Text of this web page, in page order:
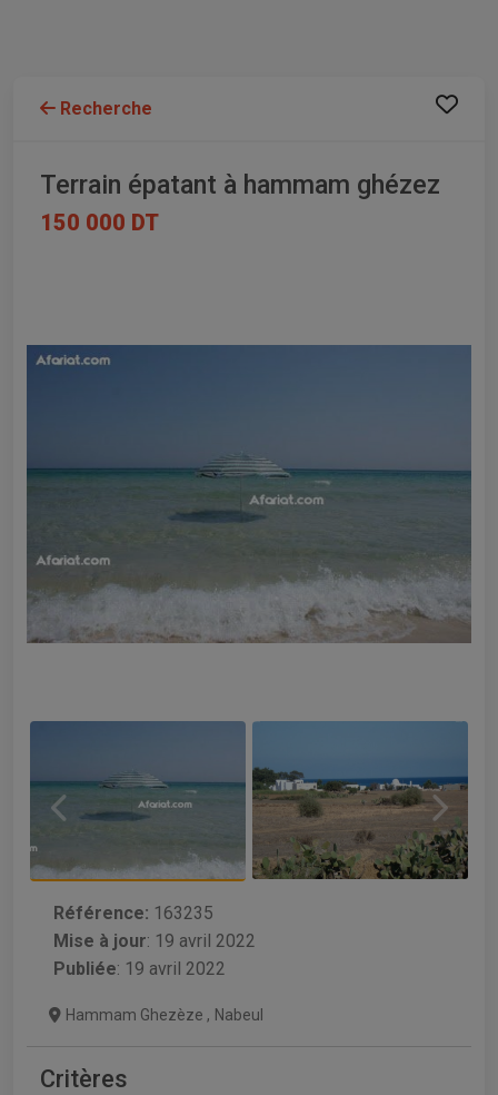
Recherche
Terrain épatant à hammam ghézez
150 000 DT
Référence: 163235
Mise à jour: 19 avril 2022
Publiée: 19 avril 2022
Hammam Ghezèze , Nabeul
Critères